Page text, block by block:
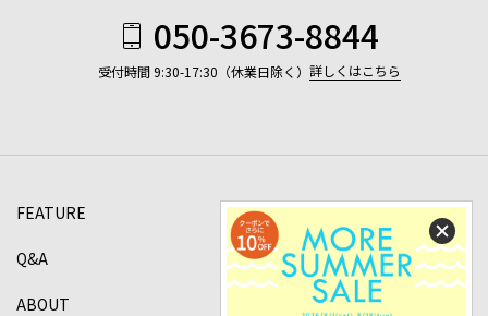
050-3673-8844
受付時間 9:30-17:30（休業日除く） 詳しくはこちら
FEATURE
Q&A
ABOUT